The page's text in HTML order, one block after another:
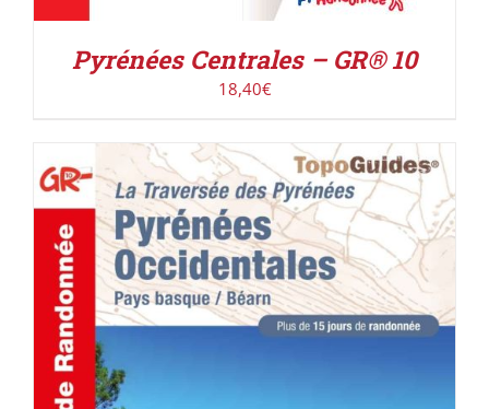
Pyrénées Centrales – GR® 10
18,40€